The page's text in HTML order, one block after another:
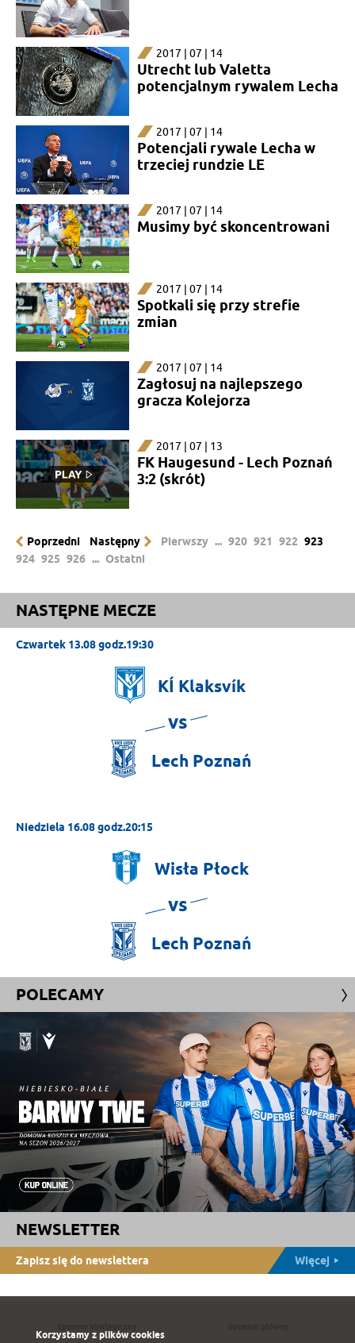
2017 | 07 | 14
Utrecht lub Valetta
potencjalnym rywalem Lecha
2017 | 07 | 14
Potencjali rywale Lecha w
trzeciej rundzie LE
2017 | 07 | 14
Musimy być skoncentrowani
2017 | 07 | 14
Spotkali się przy strefie
zmian
2017 | 07 | 14
Zagłosuj na najlepszego
gracza Kolejorza
2017 | 07 | 13
FK Haugesund - Lech Poznań
3:2 (skrót)
Poprzedni Następny Pierwszy ... 920 921 922 923
924 925 926 ... Ostatni
NASTĘPNE MECZE
Czwartek 13.08 godz.19:30
KÍ Klaksvík
vs
Lech Poznań
Niedziela 16.08 godz.20:15
Wisła Płock
vs
Lech Poznań
POLECAMY
NEWSLETTER
Zapisz się do newslettera Więcej
Korzystamy z plików cookies